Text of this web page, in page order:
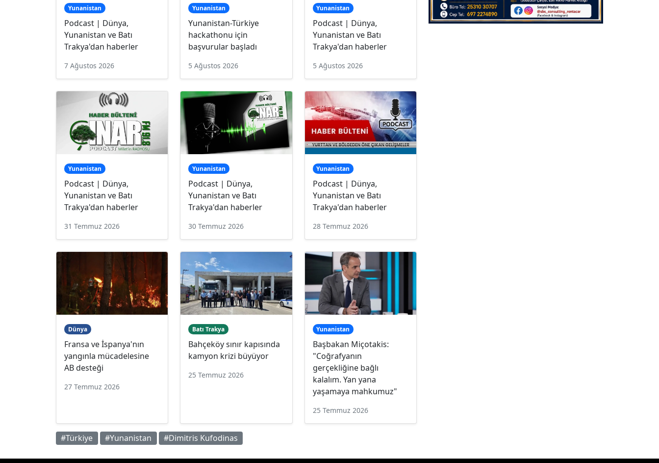
Yunanistan
Podcast | Dünya,
Yunanistan ve Batı
Trakya'dan haberler
7 Ağustos 2026
Yunanistan
Yunanistan-Türkiye
hackathonu için
başvurular başladı
5 Ağustos 2026
Yunanistan
Podcast | Dünya,
Yunanistan ve Batı
Trakya'dan haberler
5 Ağustos 2026
Yunanistan
Podcast | Dünya,
Yunanistan ve Batı
Trakya'dan haberler
31 Temmuz 2026
Yunanistan
Podcast | Dünya,
Yunanistan ve Batı
Trakya'dan haberler
30 Temmuz 2026
Yunanistan
Podcast | Dünya,
Yunanistan ve Batı
Trakya'dan haberler
28 Temmuz 2026
Dünya
Fransa ve İspanya'nın
yangınla mücadelesine
AB desteği
27 Temmuz 2026
Batı Trakya
Bahçeköy sınır kapısında
kamyon krizi büyüyor
25 Temmuz 2026
Yunanistan
Başbakan Miçotakis:
"Coğrafyanın
gerçekliğine bağlı
kalalım. Yan yana
yaşamaya mahkumuz"
25 Temmuz 2026
#Türkiye #Yunanistan #Dimitris Kufodinas